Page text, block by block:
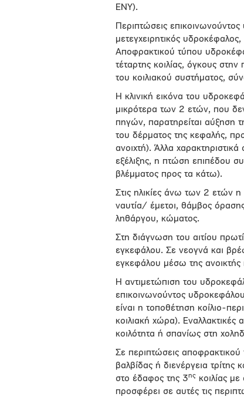
ΕΝΥ).
Περιπτώσεις
μετεγχειρητικός
Αποφρακτικού τύπου
τέταρτης κοιλίας, όγκους
του κοιλιακού συστήματος,
Η κλινική εικόνα του
μικρότερα των 2 ετών, που
πηγών, παρατηρείται αύξηση
του δέρματος της κεφαλής,
ανοιχτή). Άλλα
εξέλιξης, η πτώση επιπέδου
βλέμματος προς τα κάτω).
Στις ηλικίες άνω των 2 ετών η
ναυτία/ έμετοι, θάμβος
ληθάργου, κώματος.
Στη διάγνωση του αιτίου
εγκεφάλου. Σε νεογνά και
εγκεφάλου μέσω της ανοικτής
Η αντιμετώπιση του
επικοινωνούντος
είναι η τοποθέτηση κοίλιο-
κοιλιακή χώρα).
κοιλότητα ή σπανίως στη
Σε περιπτώσεις
βαλβίδας ή διενέργεια τρίτης
στο έδαφος της 3ης κοιλίας
προσφέρει σε αυτές τις